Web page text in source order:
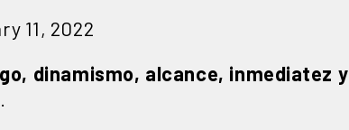
11, 2022
dinamismo, alcance, inmediatez y